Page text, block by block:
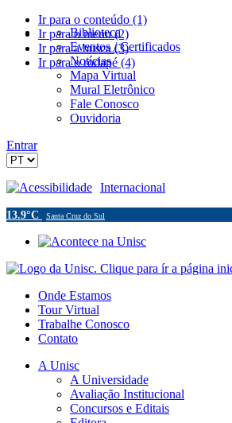
Ir para o conteúdo (1)
Ir para o menu (2)
Ir para a busca (3)
Ir para o rodapé (4)
Biblioteca
Eventos / Certificados
Notícias
Mapa Virtual
Mural Eletrônico
Fale Conosco
Ouvidoria
Entrar
Acessibilidade Internacional
13.9°C Santa Cruz do Sul
Onde Estamos
Tour Virtual
Trabalhe Conosco
Contato
A Unisc
A Universidade
Avaliação Institucional
Concursos e Editais